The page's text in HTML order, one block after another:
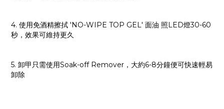
4. 使用免酒精擦拭 'NO-WIPE TOP GEL' 面油 照LED燈30-60
秒，效果可維持更久
5. 卸甲只需使用Soak-off Remover，大約6-8分鐘便可快速輕易
卸除